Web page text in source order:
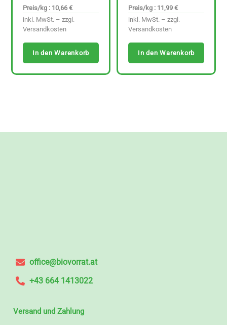
Preis/kg : 10,66 €
inkl. MwSt. – zzgl.
Versandkosten
In den Warenkorb
Preis/kg : 11,99 €
inkl. MwSt. – zzgl.
Versandkosten
In den Warenkorb
office@biovorrat.at
+43 664 1413022
Versand und Zahlung